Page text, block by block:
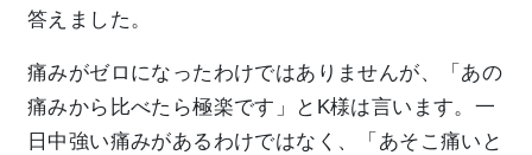
答えました。
痛みがゼロになったわけではありませんが、「あの
痛みから比べたら極楽です」とK様は言います。一
日中強い痛みがあるわけではなく、「あそこ痛いと